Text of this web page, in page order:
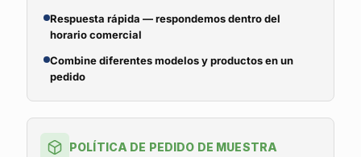
Respuesta rápida — respondemos dentro del
horario comercial
Combine diferentes modelos y productos en un
pedido
POLÍTICA DE PEDIDO DE MUESTRA